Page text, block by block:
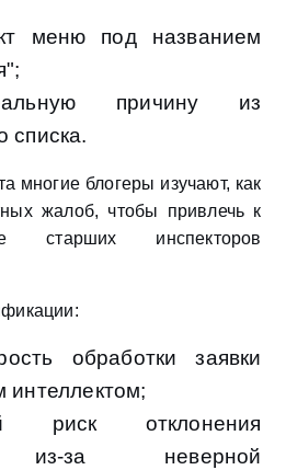
меню под названием
причину из
списка.
многие блогеры изучают, как
жалоб, чтобы привлечь к
старших инспекторов
обработки заявки
интеллектом;
риск отклонения
из-за неверной